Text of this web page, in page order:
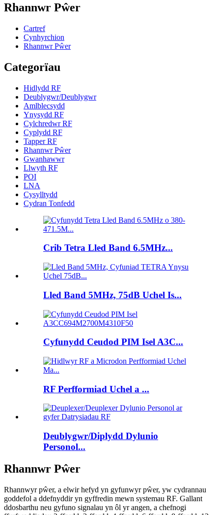
Rhannwr Pŵer
Cartref
Cynhyrchion
Rhannwr Pŵer
Categorïau
Hidlydd RF
Deublygwr/Deublygwr
Amlblecsydd
Ynysydd RF
Cylchredwr RF
Cyplydd RF
Tapper RF
Rhannwr Pŵer
Gwanhawwr
Llwyth RF
POI
LNA
Cysylltydd
Cydran Tonfedd
Crib Tetra Lled Band 6.5MHz...
Lled Band 5MHz, 75dB Uchel Is...
Cyfunydd Ceudod PIM Isel A3C...
RF Perfformiad Uchel a ...
Deublygwr/Diplydd Dylunio
Personol...
Rhannwr Pŵer
Rhannwyr pŵer, a elwir hefyd yn gyfunwyr pŵer, yw cydrannau
goddefol a ddefnyddir yn gyffredin mewn systemau RF. Gallant
ddosbarthu neu gyfuno signalau yn ôl yr angen, a chefnogi